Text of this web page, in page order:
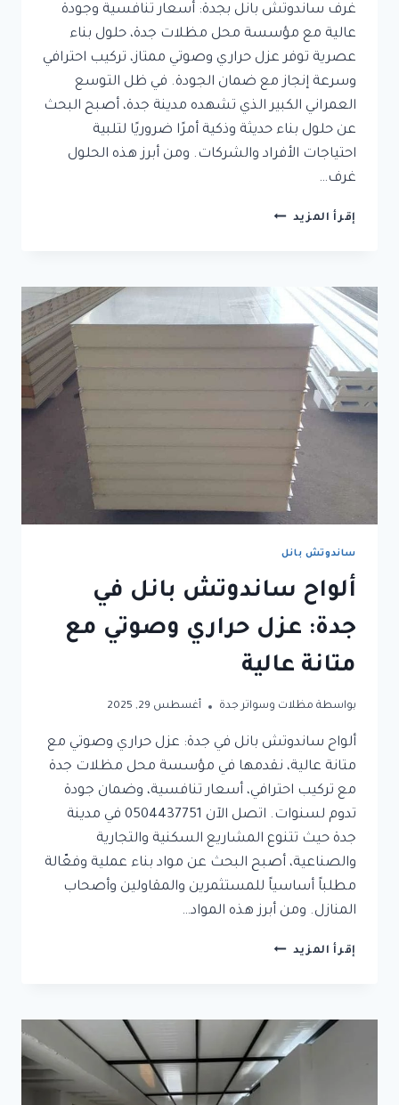
غرف ساندوتش بانل بجدة: أسعار تنافسية وجودة
عالية مع مؤسسة محل مظلات جدة، حلول بناء
عصرية توفر عزل حراري وصوتي ممتاز، تركيب احترافي
وسرعة إنجاز مع ضمان الجودة. في ظل التوسع
العمراني الكبير الذي تشهده مدينة جدة، أصبح البحث
عن حلول بناء حديثة وذكية أمرًا ضروريًا لتلبية
احتياجات الأفراد والشركات. ومن أبرز هذه الحلول
غرف…
إقرأ المزيد غرف
أسعار
تنافسية
وجودة
عالية
ساندوتش بانل
ألواح ساندوتش بانل في
جدة: عزل حراري وصوتي مع
متانة عالية
بواسطة مظلات وسواتر جدة أغسطس 29, 2025
ألواح ساندوتش بانل في جدة: عزل حراري وصوتي مع
متانة عالية، نقدمها في مؤسسة محل مظلات جدة
مع تركيب احترافي، أسعار تنافسية، وضمان جودة
تدوم لسنوات. اتصل الآن 0504437751 في مدينة
جدة حيث تتنوع المشاريع السكنية والتجارية
والصناعية، أصبح البحث عن مواد بناء عملية وفعّالة
مطلباً أساسياً للمستثمرين والمقاولين وأصحاب
المنازل. ومن أبرز هذه المواد…
إقرأ المزيد ألواح
جدة:
عزل
حراري
وصوتي